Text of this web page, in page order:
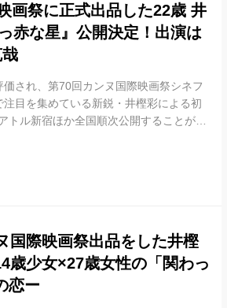
画祭に正式出品した22歳 井
赤な星』公開決定！出演は
され、第70回カンヌ国際映画祭シネフ
目を集めている新鋭・井樫彩による初
ル新宿ほか全国順次公開することが決
』。 映画『真っ赤な星』は、『みつこ
受賞した小松未来演じる14歳の少女・
国際映画祭出品をした井樫
歳少女×27歳女性の「関わっ
恋ー